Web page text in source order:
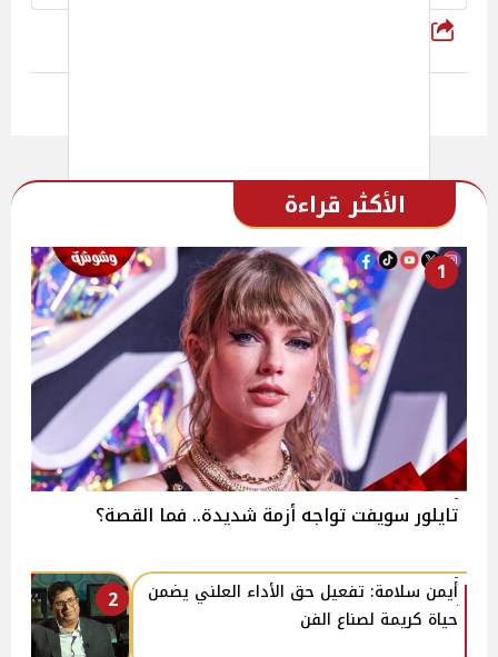
شارك
الأكثر قراءة
1
تايلور سويفت تواجه أزمة شديدة.. فما القصة؟
2
أيمن سلامة: تفعيل حق الأداء العلني يضمن
حياة كريمة لصناع الفن